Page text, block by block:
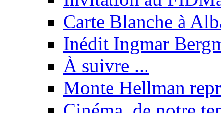
Carte Blanche à
Inédit Ingmar
À suivre ...
Monte Hellman